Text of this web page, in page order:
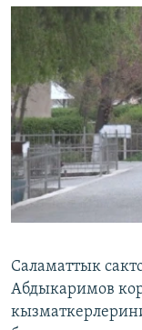
ДАНИСТЕ
ЭЖЕ-СИҢДИЛЕР
АЗАТТЫК+
ЫҢГАЙСЫЗ
Русский
ОНЛАЙН ШЕРИНЕ
ЭЕ/АРнун
Саламаттык
Абдыкаримов